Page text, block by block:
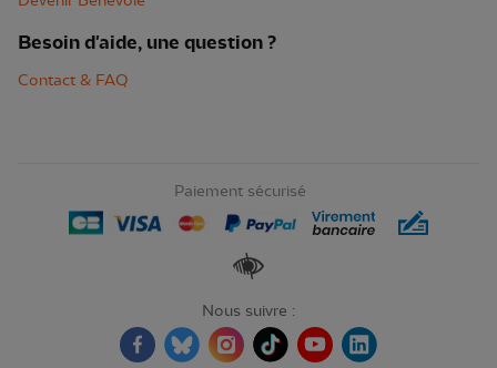
Besoin d'aide, une question ?
Contact & FAQ
Paiement sécurisé
Renforcer les contrastes
Nous suivre :